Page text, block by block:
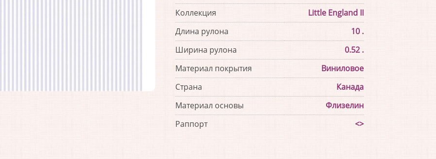
Коллекция
Little England II
Длина рулона
10 .
Ширина рулона
0.52 .
Материал покрытия
Виниловое
Страна
Канада
Материал основы
Флизелин
Раппорт
<>